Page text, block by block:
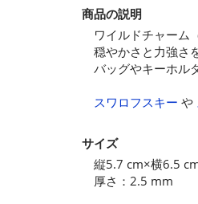
商品の説明
ワイルドチャーム
穏やかさと力強さ
バッグやキーホル
スワロフスキー や
サイズ
縦5.7 cm×横6.5
厚さ：2.5 mm